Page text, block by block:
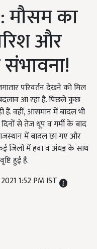
मौसम का
और
परिवर्तन देखने को मिल
बदलाव आ रहा है. पिछले कुछ
हैं. वहीं, आसमान में बादल भी
से तेज धूप व गर्मी के बाद
में बादल छा गए और
जिलों में हवा व अंधड़ के साथ
हुई है.
1:52 PM IST